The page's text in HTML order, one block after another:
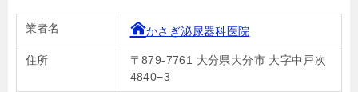
業者名 かさぎ泌尿器科医院
住所
〒879-7761 大分県大分市 大字中戸次
4840−3